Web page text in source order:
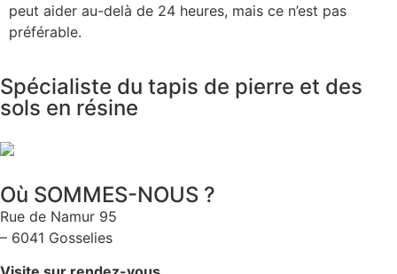
peut aider au-delà de 24 heures, mais ce n’est pas
préférable.
Spécialiste du tapis de pierre et des
sols en résine
Où SOMMES-NOUS ?
Rue de Namur 95
– 6041 Gosselies